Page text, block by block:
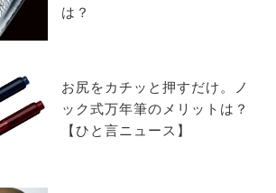
は？
お尻をカチッと押すだけ。ノ
ック式万年筆のメリットは？
【ひと言ニュース】
サイトマップ